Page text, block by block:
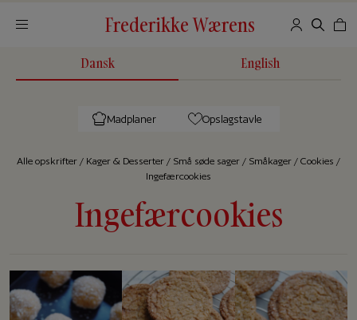
Frederikke Wærens
Dansk English
Madplaner Opslagstavle
Alle op­skrif­ter / Kager & Desserter / Små søde sager / Småkager / Cookies /
Ingefærcookies
Ingefærcookies